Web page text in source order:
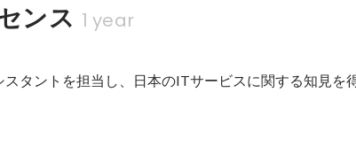
ンス 1 year
タントを担当し、日本のITサービスに関する知見を